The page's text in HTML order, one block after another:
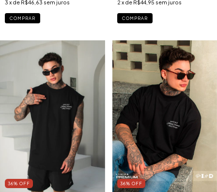
3 x de R$46,63 sem juros
COMPRAR
2 x de R$44,95 sem juros
COMPRAR
36% OFF 36% OFF